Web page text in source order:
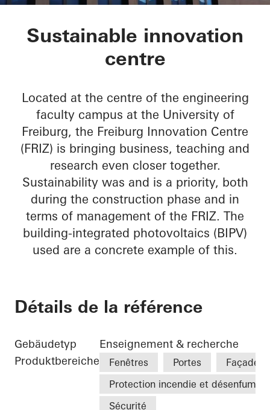
FRIZ Innovation
Sustainable innovation
centre
Located at the centre of the engineering
faculty campus at the University of
Freiburg, the Freiburg Innovation Centre
(FRIZ) is bringing business, teaching and
research even closer together.
Sustainability was and is a priority, both
during the construction phase and in
terms of management of the FRIZ. The
building-integrated photovoltaics (BIPV)
used are a concrete example of this.
Détails de la référence
Gebäudetyp
Enseignement & recherche
Produktbereiche
Fenêtres Portes
Façades
Protection incendie et
Sécurité